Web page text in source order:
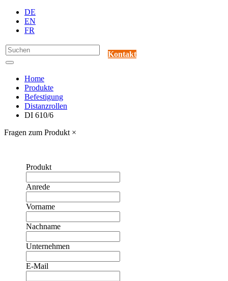
DE
EN
FR
Kontakt
Home
Produkte
Befestigung
Distanzrollen
DI 610/6
Fragen zum Produkt ×
Produkt
Anrede
Vorname
Nachname
Unternehmen
E-Mail